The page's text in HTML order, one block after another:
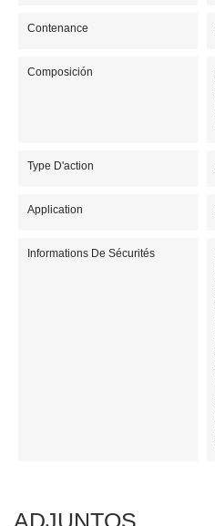
Contenance
Composición
Type D'action
Application
Informations De Sécurités
ADJUNTOS